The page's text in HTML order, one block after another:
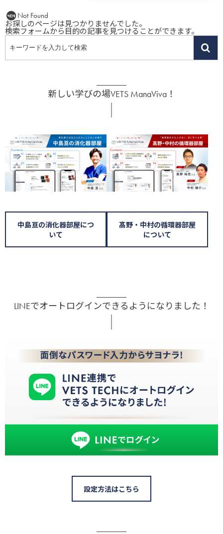
Not Found
お探しのページは見つかりませんでした。
検索フォームから目的の記事を見つけることができます。
新しい学びの場VETS ManaViva！
中島亘の消化器部屋につ
いて
髙野・中村の循環器部屋
について
LINEでオートログインできるようになりました！
設定方法はこちら